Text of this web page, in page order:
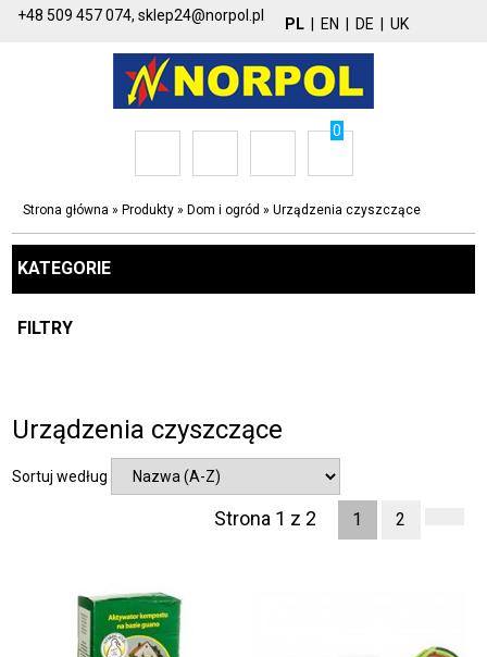
+48 509 457 074,sklep24@norpol.pl PL EN DE UK
0
Strona główna » Produkty » Dom i ogród »Urządzenia czyszczące
KATEGORIE
FILTRY
Urządzenia czyszczące
Sortuj według
Strona 1 z 2 1 2